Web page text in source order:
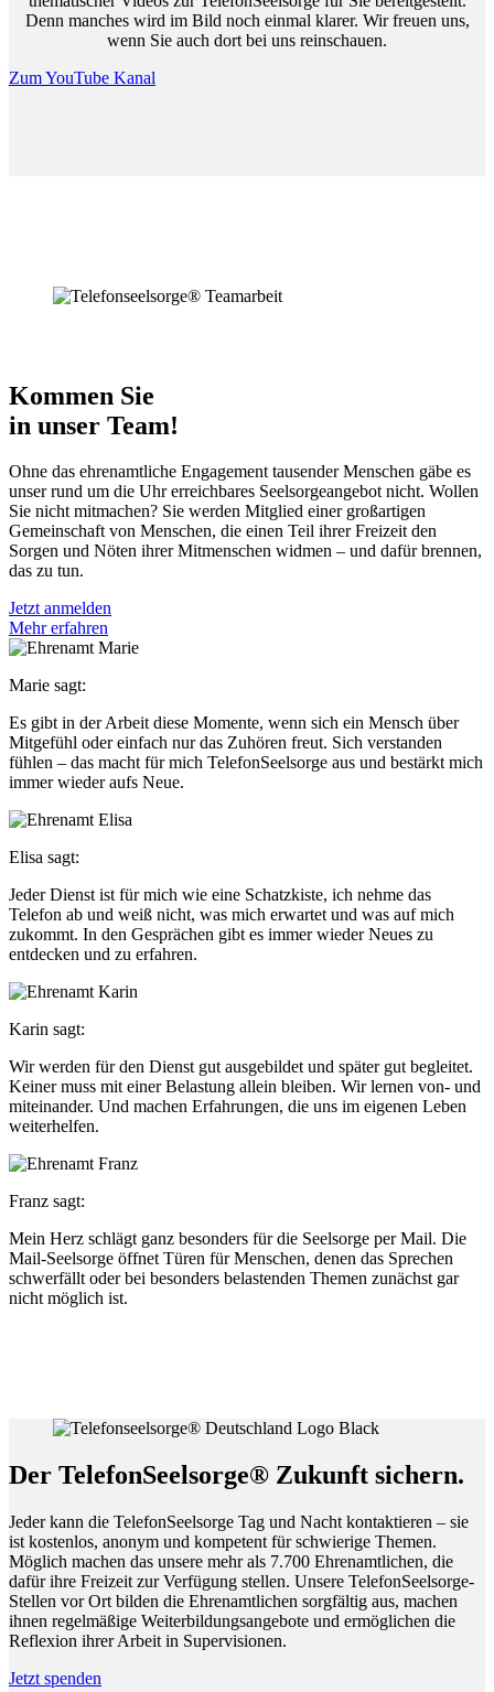
Denn manches wird im Bild noch einmal klarer. Wir freuen uns,
wenn Sie auch dort bei uns reinschauen.
Zum YouTube Kanal
Kommen Sie
in unser Team!
Ohne das ehrenamtliche Engagement tausender Menschen gäbe es
unser rund um die Uhr erreichbares Seelsorgeangebot nicht. Wollen
Sie nicht mitmachen? Sie werden Mitglied einer großartigen
Gemeinschaft von Menschen, die einen Teil ihrer Freizeit den
Sorgen und Nöten ihrer Mitmenschen widmen – und dafür brennen,
das zu tun.
Jetzt anmelden
Mehr erfahren
Marie sagt:
Es gibt in der Arbeit diese Momente, wenn sich ein Mensch über
Mitgefühl oder einfach nur das Zuhören freut. Sich verstanden
fühlen – das macht für mich TelefonSeelsorge aus und bestärkt mich
immer wieder aufs Neue.
Elisa sagt:
Jeder Dienst ist für mich wie eine Schatzkiste, ich nehme das
Telefon ab und weiß nicht, was mich erwartet und was auf mich
zukommt. In den Gesprächen gibt es immer wieder Neues zu
entdecken und zu erfahren.
Karin sagt:
Wir werden für den Dienst gut ausgebildet und später gut begleitet.
Keiner muss mit einer Belastung allein bleiben. Wir lernen von- und
miteinander. Und machen Erfahrungen, die uns im eigenen Leben
weiterhelfen.
Franz sagt:
Mein Herz schlägt ganz besonders für die Seelsorge per Mail. Die
Mail-Seelsorge öffnet Türen für Menschen, denen das Sprechen
schwerfällt oder bei besonders belastenden Themen zunächst gar
nicht möglich ist.
Der TelefonSeelsorge® Zukunft sichern.
Jeder kann die TelefonSeelsorge Tag und Nacht kontaktieren – sie
ist kostenlos, anonym und kompetent für schwierige Themen.
Möglich machen das unsere mehr als 7.700 Ehrenamtlichen, die
dafür ihre Freizeit zur Verfügung stellen. Unsere TelefonSeelsorge-
Stellen vor Ort bilden die Ehrenamtlichen sorgfältig aus, machen
ihnen regelmäßige Weiterbildungsangebote und ermöglichen die
Reflexion ihrer Arbeit in Supervisionen.
Jetzt spenden